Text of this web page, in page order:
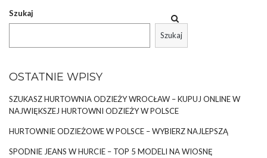
Szukaj
Szukaj
OSTATNIE WPISY
SZUKASZ HURTOWNIA ODZIEŻY WROCŁAW – KUPUJ ONLINE W
NAJWIĘKSZEJ HURTOWNI ODZIEŻY W POLSCE
HURTOWNIE ODZIEŻOWE W POLSCE – WYBIERZ NAJLEPSZĄ
SPODNIE JEANS W HURCIE – TOP 5 MODELI NA WIOSNĘ